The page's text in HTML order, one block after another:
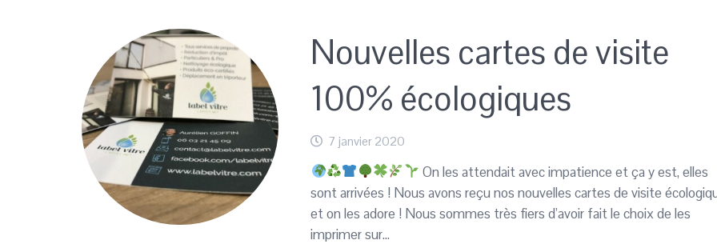
Nouvelles cartes de visite
100% écologiques
7 janvier 2020
On les attendait avec impatience et ça y est, elles
sont arrivées ! Nous avons reçu nos nouvelles cartes de visite
et on les adore ! Nous sommes très fiers d’avoir fait le choix de les
imprimer sur…